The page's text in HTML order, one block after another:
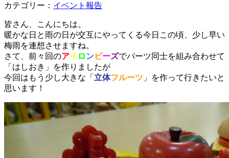
カテゴリー： イベント報告
皆さん、こんにちは。
暖かな日と雨の日が交互にやってくる今日この頃、少し早い
梅雨を連想させますね。
さて、前々回のアイ ロ ンビーズでパーツ同士を組み合わせて
「はしおき」を作りましたが
今回はもう少し大きな「 立体フルーツ 」を作って行きたいと
思います！